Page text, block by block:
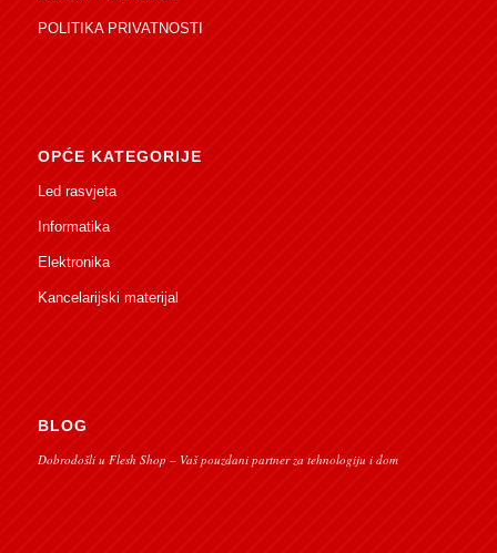
POLITIKA PRIVATNOSTI
OPĆE KATEGORIJE
Led rasvjeta
Informatika
Elektronika
Kancelarijski materijal
BLOG
Dobrodošli u Flesh Shop – Vaš pouzdani partner za tehnologiju i dom